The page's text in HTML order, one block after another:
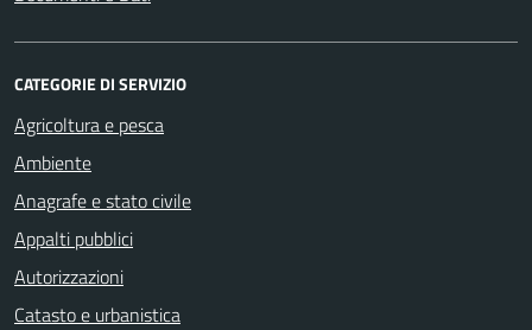
CATEGORIE DI SERVIZIO
Agricoltura e pesca
Ambiente
Anagrafe e stato civile
Appalti pubblici
Autorizzazioni
Catasto e urbanistica